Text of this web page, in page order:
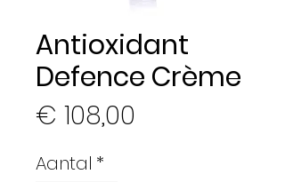
Antioxidant
Defence Crème
€ 108,00
Aantal *